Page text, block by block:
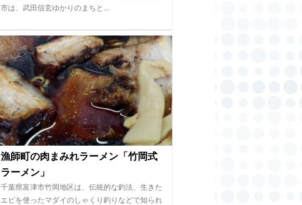
市は、武田信玄ゆかりのまちと…
漁師町の肉まみれラーメン「竹岡式
ラーメン」
千葉県富津市竹岡地区は、伝統的な釣法、生きた
エビを使ったマダイのしゃくり釣りなどで知られ